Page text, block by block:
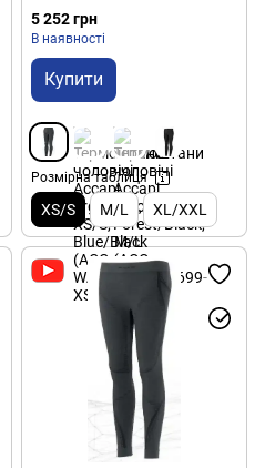
5 252 грн
В наявності
Купити
Розмірна таблиця
XS/S M/L XL/XXL